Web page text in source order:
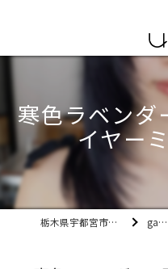
寒色ラベンダ
イヤー
栃木県宇都宮市の美容室ult gallery